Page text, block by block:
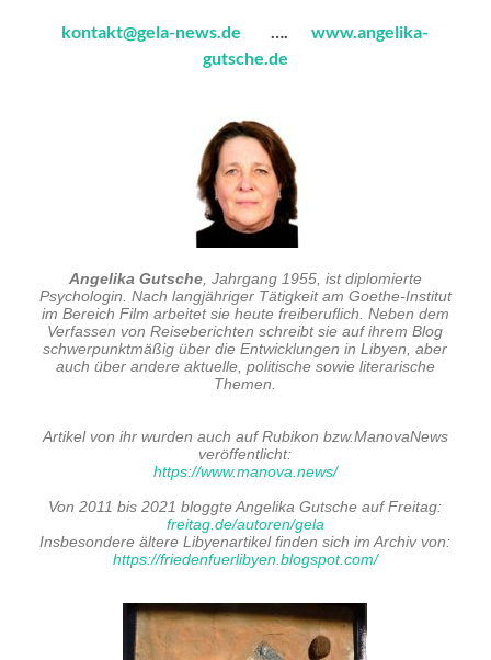
kontakt@gela-news.de ….www.angelika-
gutsche.de
Angelika Gutsche, Jahrgang 1955, ist diplomierte
Psychologin. Nach langjähriger Tätigkeit am Goethe-Institut
im Bereich Film arbeitet sie heute freiberuflich. Neben dem
Verfassen von Reiseberichten schreibt sie auf ihrem Blog
schwerpunktmäßig über die Entwicklungen in Libyen, aber
auch über andere aktuelle, politische sowie literarische
Themen.
Artikel von ihr wurden auch auf Rubikon bzw.ManovaNews
veröffentlicht:
https://www.manova.news/
Von 2011 bis 2021 bloggte Angelika Gutsche aufFreitag:
freitag.de/autoren/gela
Insbesondere ältere Libyenartikel finden sich im Archiv von:
https://friedenfuerlibyen.blogspot.com/